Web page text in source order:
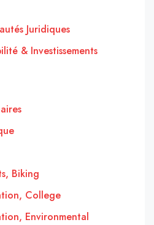
Juridiques
& Investissements
Biking
College
Environmental